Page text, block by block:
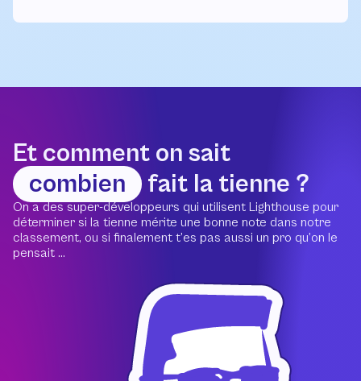
Et comment on sait
combien
fait la tienne ?
On a des super-développeurs qui utilisent Lighthouse pour
déterminer si la tienne mérite une bonne note dans notre
classement, ou si finalement t’es pas aussi un pro qu’on le
pensait ...